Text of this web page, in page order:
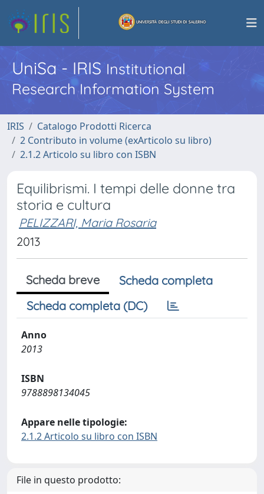
UniSa - IRISInstitutional
Research Information System
IRIS
Catalogo Prodotti Ricerca
2 Contributo in volume (exArticolo su libro)
2.1.2 Articolo su libro con ISBN
Equilibrismi. I tempi delle donne tra
storia e cultura
PELIZZARI, Maria Rosaria
2013
Scheda breve
Scheda completa
Scheda completa (DC)
Anno
2013
ISBN
9788898134045
Appare nelle tipologie:
2.1.2 Articolo su libro con ISBN
File in questo prodotto: